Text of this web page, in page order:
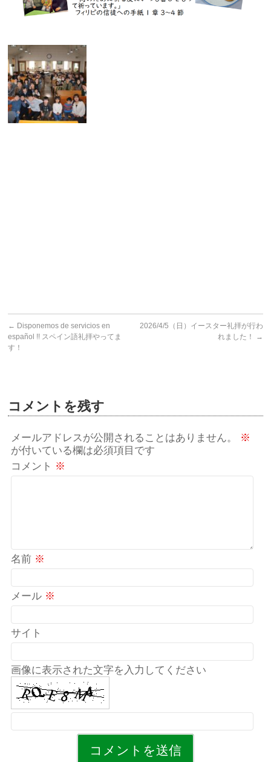
← Disponemos de servicios en
español !! スペイン語礼拝やってま
す！
2026/4/5（日）イースター礼拝が行わ
れました！
→
コメントを残す
メールアドレスが公開されることはありません。
※
が付いている欄は必須項目です
コメント ※
名前 ※
メール ※
サイト
画像に表示された文字を入力してください